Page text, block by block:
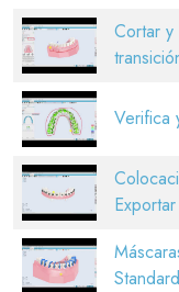
Cortar
Verifica
Exportar